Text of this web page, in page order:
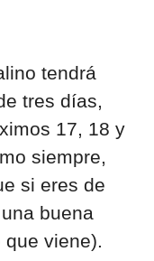
tendrá
tres días,
17, 18 y
siempre,
si eres de
buena
viene).